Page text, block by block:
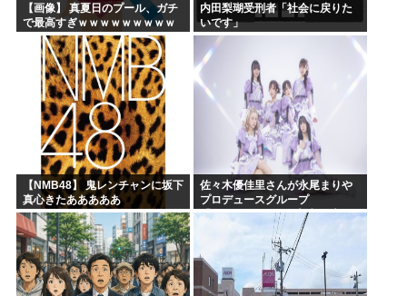
【画像】 真夏日のプール、ガチ
で最高すぎｗｗｗｗｗｗｗｗｗ
内田梨瑚受刑者「社会に戻りた
いです」
【NMB48】 鬼レンチャンに坂下
真心きたあああああ
佐々木優佳里さんが永尾まりや
プロデュースグループ
「WASURENA」に加入発表！
現在のグループと兼任へ【元
AKB48ゆかるん・まりやぎ】